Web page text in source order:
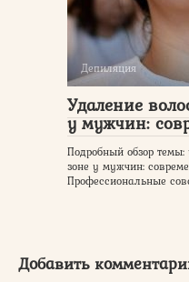
Депиляция
Удаление
у мужчин:
Подробный обзор
зоне у мужчин:
Профессиональные
Добавить